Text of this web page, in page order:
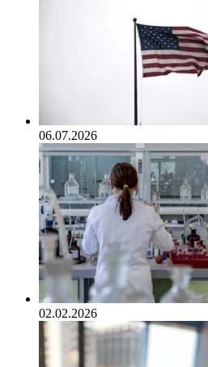
06.07.2026
02.02.2026